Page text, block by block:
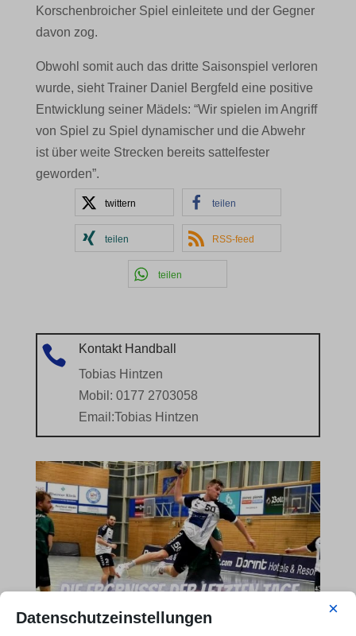
Korschenbroicher Spiel einleitete und der Gegner
davon zog.
Obwohl somit auch das dritte Saisonspiel verloren
wurde, sieht Trainer Daniel Bergfeld eine positive
Entwicklung seiner Mädels: “Wir spielen im Angriff
von Spiel zu Spiel dynamischer und die Abwehr
ist über weite Strecken bereits sattelfester
geworden”.
twittern teilen
teilen RSS-feed
teilen

Kontakt Handball
Tobias Hintzen
Mobil: 0177 2703058
Email:Tobias Hintzen
Datenschutzeinstellungen ×